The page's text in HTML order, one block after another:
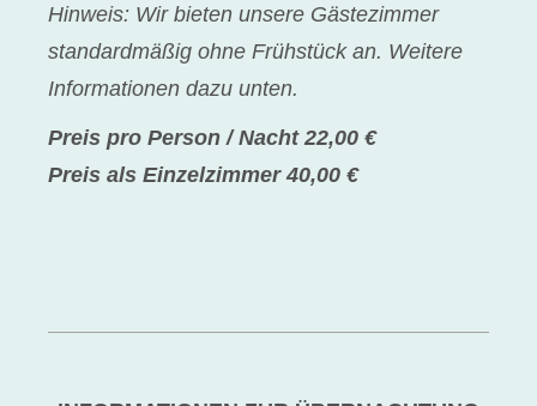
Hinweis: Wir bieten unsere Gästezimmer
standardmäßig ohne Frühstück an. Weitere
Informationen dazu unten.
Preis pro Person / Nacht 22,00 €
Preis als Einzelzimmer 40,00 €